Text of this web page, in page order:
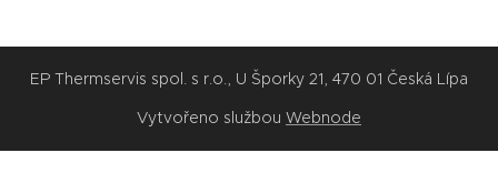
EP Thermservis spol. s r.o., U Šporky 21, 470 01 Česká Lípa
Vytvořeno službou Webnode